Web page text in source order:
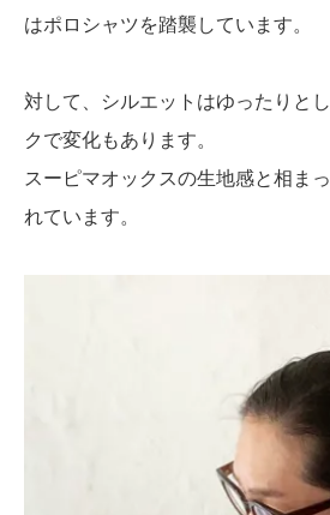
はポロシャツを踏襲しています。
対して、シルエットはゆったりと
クで変化もあります。
スーピマオックスの生地感と相ま
れています。